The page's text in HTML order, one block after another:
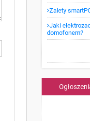
Zalety
Jaki
domofonem?